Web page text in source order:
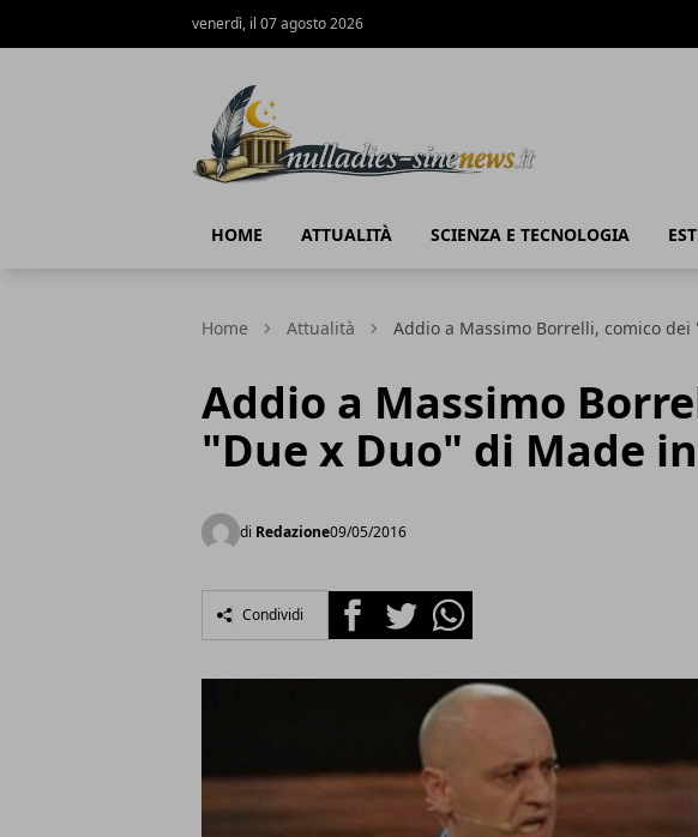
venerdì, il 07 agosto 2026
HOME ATTUALITÀ SCIENZA E TECNOLOGIA
Home Attualità Addio a Massimo Borrelli, comico
Addio a Massimo
"Due x Duo" di Made
di Redazione09/05/2016
Condividi FacebookTwitterWhatsapp